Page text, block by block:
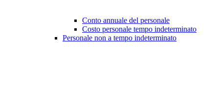
Conto annuale del personale
Costo personale tempo indeterminato
Personale non a tempo indeterminato